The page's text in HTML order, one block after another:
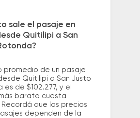
sale el pasaje en
Quitilipi a San
promedio de un pasaje
Quitilipi a San Justo
es de $102.277, y el
barato cuesta
Recordá que los precios
dependen de la